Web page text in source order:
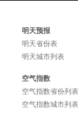
擦SPF12-
护肤品。
明天预报
明天省份表
明天城市列表
空气指数
空气指数省份列表
空气指数城市列表